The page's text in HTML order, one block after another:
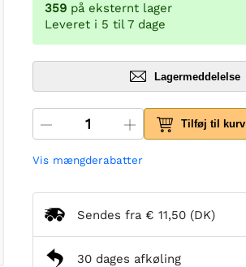
359 på eksternt lager
Leveret i 5 til 7 dage
Lagermeddelelse
Tilføj til kurv
Vis mængderabatter
Sendes fra € 11,50 (DK)
30 dages afkøling